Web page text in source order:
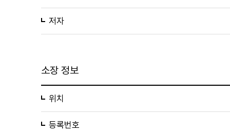
저자
소장 정보
위치
등록번호